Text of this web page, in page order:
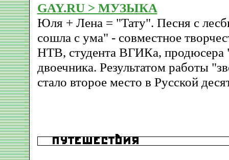
GAY.RU > МУЗЫКА
Юля + Лена = "Тату". Песня с
сошла с ума" - совместное
НТВ, студента ВГИКа, продюсера
двоечника. Результатом работы
стало второе место в Русской